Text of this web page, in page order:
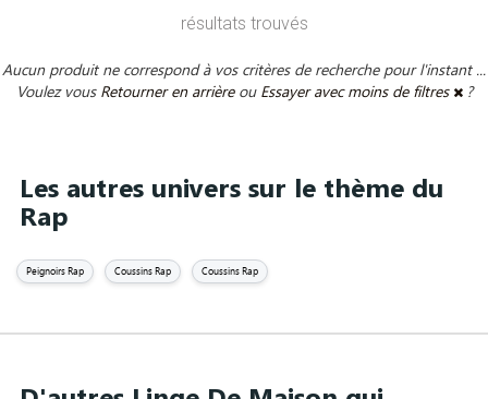
résultats trouvés
Aucun produit ne correspond à vos critères de recherche pour l'instant ...
Voulez vous Retourner en arrière ou Essayer avec moins de filtres ?
Les autres univers sur le thème du
Rap
Peignoirs Rap Coussins Rap Coussins Rap